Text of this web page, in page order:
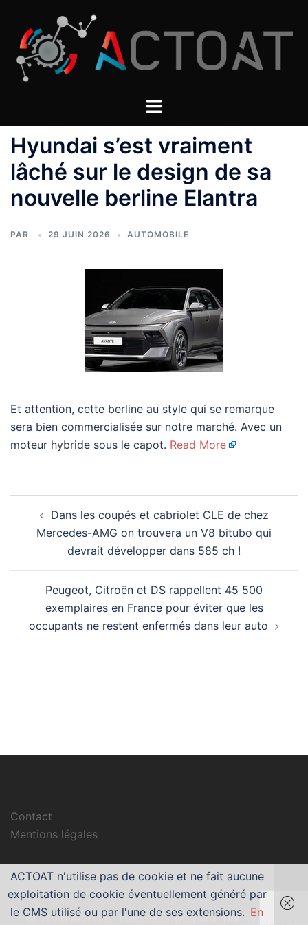
contenu
Hyundai s’est vraiment
lâché sur le design de sa
nouvelle berline Elantra
PAR 29 JUIN 2026 AUTOMOBILE
Et attention, cette berline au style qui se remarque
sera bien commercialisée sur notre marché. Avec un
moteur hybride sous le capot. Read More
d’articleDans les coupés et cabriolet CLE de chez
Mercedes-AMG on trouvera un V8 bitubo qui
devrait développer dans 585 ch !
Peugeot, Citroën et DS rappellent 45 500
exemplaires en France pour éviter que les
occupants ne restent enfermés dans leur auto
Contact
Mentions légales
© 2026 ACTOAT. Fièrement propulsé parSydney
ACTOAT n'utilise pas de cookie et ne fait aucune
exploitation de cookie éventuellement généré par
le CMS utilisé ou par l'une de ses extensions. En